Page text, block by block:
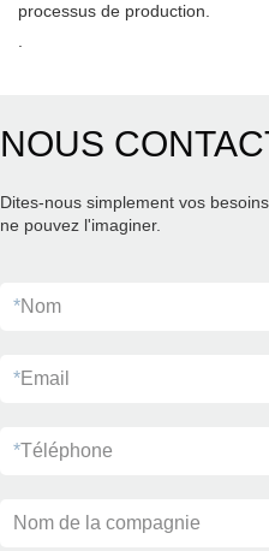
processus de production.
NOUS
Dites-nous simplement vos
ne pouvez l'imaginer.
*Nom
*Email
*Téléphone
Nom de la compagnie